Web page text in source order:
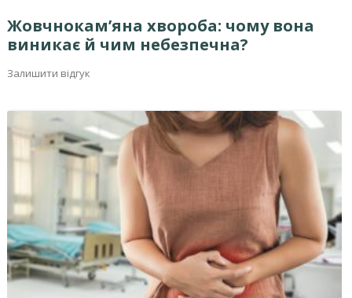
Жовчнокам’яна хвороба: чому вона
виникає й чим небезпечна?
Залишити відгук